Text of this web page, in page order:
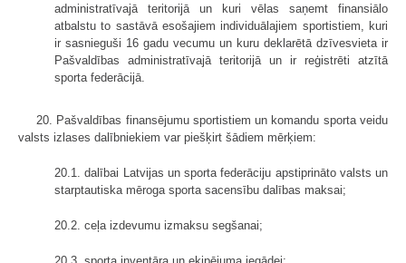
administratīvajā teritorijā un kuri vēlas saņemt finansiālo
atbalstu to sastāvā esošajiem individuālajiem sportistiem, kuri
ir sasnieguši 16 gadu vecumu un kuru deklarētā dzīvesvieta ir
Pašvaldības administratīvajā teritorijā un ir reģistrēti atzītā
sporta federācijā.
20. Pašvaldības finansējumu sportistiem un komandu sporta veidu
valsts izlases dalībniekiem var piešķirt šādiem mērķiem:
20.1. dalībai Latvijas un sporta federāciju apstiprināto valsts un
starptautiska mēroga sporta sacensību dalības maksai;
20.2. ceļa izdevumu izmaksu segšanai;